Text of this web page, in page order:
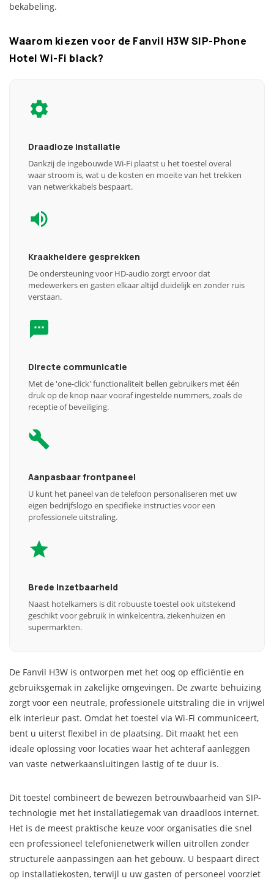
bekabeling.
Waarom kiezen voor de Fanvil H3W SIP-Phone
Hotel Wi-Fi black?
Draadloze installatie
Dankzij de ingebouwde Wi-Fi plaatst u het toestel overal
waar stroom is, wat u de kosten en moeite van het trekken
van netwerkkabels bespaart.
Kraakheldere gesprekken
De ondersteuning voor HD-audio zorgt ervoor dat
medewerkers en gasten elkaar altijd duidelijk en zonder ruis
verstaan.
Directe communicatie
Met de 'one-click' functionaliteit bellen gebruikers met één
druk op de knop naar vooraf ingestelde nummers, zoals de
receptie of beveiliging.
Aanpasbaar frontpaneel
U kunt het paneel van de telefoon personaliseren met uw
eigen bedrijfslogo en specifieke instructies voor een
professionele uitstraling.
Brede inzetbaarheid
Naast hotelkamers is dit robuuste toestel ook uitstekend
geschikt voor gebruik in winkelcentra, ziekenhuizen en
supermarkten.
De Fanvil H3W is ontworpen met het oog op efficiëntie en
gebruiksgemak in zakelijke omgevingen. De zwarte behuizing
zorgt voor een neutrale, professionele uitstraling die in vrijwel
elk interieur past. Omdat het toestel via Wi-Fi communiceert,
bent u uiterst flexibel in de plaatsing. Dit maakt het een
ideale oplossing voor locaties waar het achteraf aanleggen
van vaste netwerkaansluitingen lastig of te duur is.
Dit toestel combineert de bewezen betrouwbaarheid van SIP-
technologie met het installatiegemak van draadloos internet.
Het is de meest praktische keuze voor organisaties die snel
een professioneel telefonienetwerk willen uitrollen zonder
structurele aanpassingen aan het gebouw. U bespaart direct
op installatiekosten, terwijl u uw gasten of personeel voorziet